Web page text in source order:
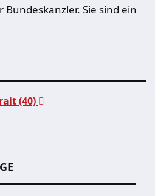
Bundeskanzler. Sie sind ein
(40)